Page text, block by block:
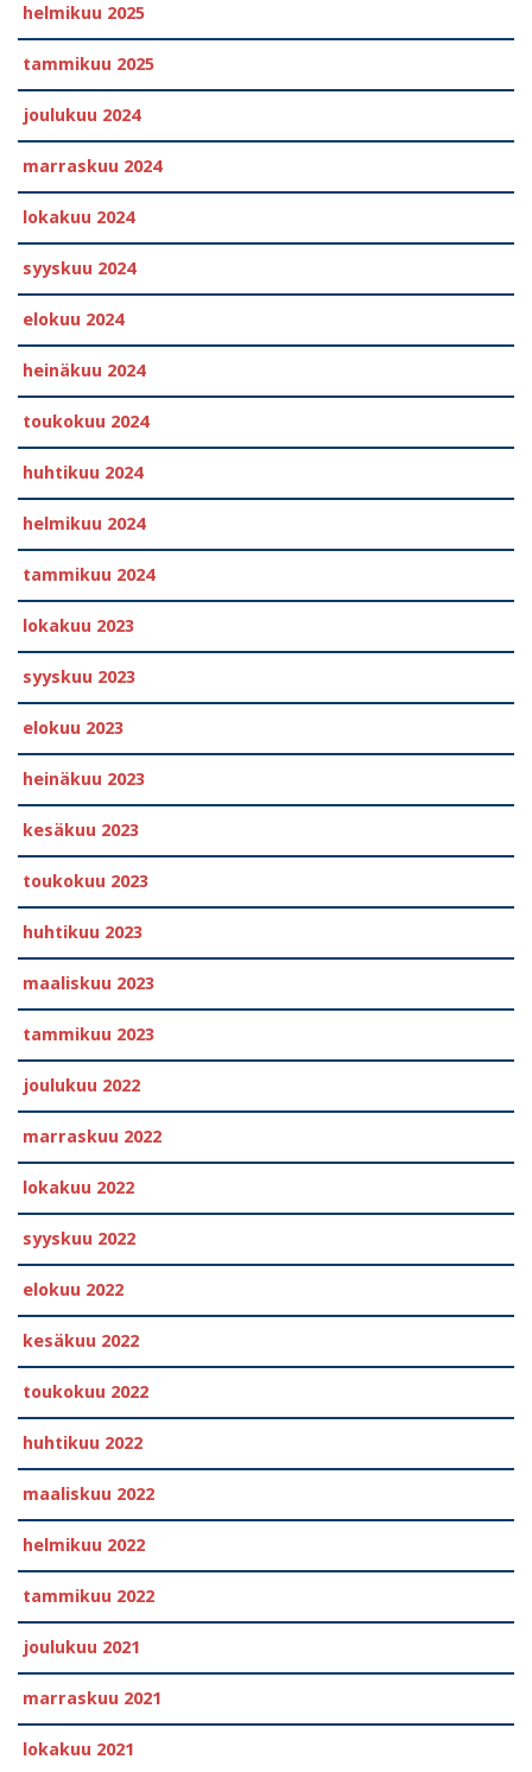
helmikuu 2025
tammikuu 2025
joulukuu 2024
marraskuu 2024
lokakuu 2024
syyskuu 2024
elokuu 2024
heinäkuu 2024
toukokuu 2024
huhtikuu 2024
helmikuu 2024
tammikuu 2024
lokakuu 2023
syyskuu 2023
elokuu 2023
heinäkuu 2023
kesäkuu 2023
toukokuu 2023
huhtikuu 2023
maaliskuu 2023
tammikuu 2023
joulukuu 2022
marraskuu 2022
lokakuu 2022
syyskuu 2022
elokuu 2022
kesäkuu 2022
toukokuu 2022
huhtikuu 2022
maaliskuu 2022
helmikuu 2022
tammikuu 2022
joulukuu 2021
marraskuu 2021
lokakuu 2021